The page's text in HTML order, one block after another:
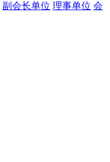
副会长单位 理事单位 会